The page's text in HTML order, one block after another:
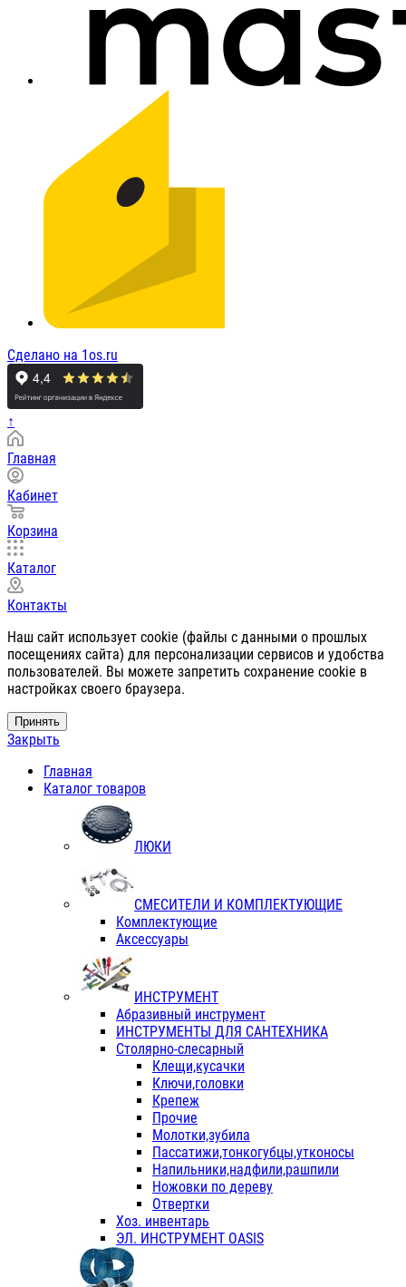
Сделано на 1os.ru
↑
Главная
Кабинет
Корзина
Каталог
Контакты
Наш сайт использует cookie (файлы с данными о прошлых
посещениях сайта) для персонализации сервисов и удобства
пользователей. Вы можете запретить сохранение cookie в
настройках своего браузера.
Принять
Закрыть
Главная
Каталог товаров
ЛЮКИ
СМЕСИТЕЛИ И КОМПЛЕКТУЮЩИЕ
Комплектующие
Аксессуары
ИНСТРУМЕНТ
Абразивный инструмент
ИНСТРУМЕНТЫ ДЛЯ САНТЕХНИКА
Столярно-слесарный
Клещи,кусачки
Ключи,головки
Крепеж
Прочие
Молотки,зубила
Пассатижи,тонкогубцы,утконосы
Напильники,надфили,рашпили
Ножовки по дереву
Отвертки
Хоз. инвентарь
ЭЛ. ИНСТРУМЕНТ OASIS